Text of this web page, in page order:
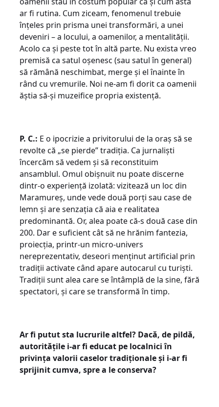
ar fi rutina. Cum ziceam, fenomenul trebuie
înțeles prin prisma unei transformări, a unei
deveniri – a locului, a oamenilor, a mentalității.
Acolo ca și peste tot în altă parte. Nu exista vreo
premisă ca satul oșenesc (sau satul în general)
să rămână neschimbat, merge și el înainte în
rând cu vremurile. Noi ne-am fi dorit ca oamenii
ăștia să-și muzeifice propria existență.
P. C.: E o ipocrizie a privitorului de la oraș să se
revolte că „se pierde” tradiția. Ca jurnaliști
încercăm să vedem și să reconstituim
ansamblul. Omul obișnuit nu poate discerne
dintr-o experiență izolată: vizitează un loc din
Maramureș, unde vede două porți sau case de
lemn și are senzația că aia e realitatea
predominantă. Or, alea poate că-s două case din
200. Dar e suficient cât să ne hrănim fantezia,
proiecția, printr-un micro-univers
nereprezentativ, deseori menținut artificial prin
tradiții activate când apare autocarul cu turiști.
Tradiții sunt alea care se întâmplă de la sine, fără
spectatori, și care se transformă în timp.
Ar fi putut sta lucrurile altfel? Dacă, de pildă,
autoritățile i-ar fi educat pe localnici în
privința valorii caselor tradiționale și i-ar fi
sprijinit cumva, spre a le conserva?